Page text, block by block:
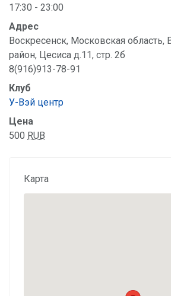
17:30 - 23:00
Адрес
Воскресенск, Московская область,
район, Цесиса д.11, стр. 2б
8(916)913-78-91
Клуб
У-Вэй центр
Цена
500 RUB
Карта